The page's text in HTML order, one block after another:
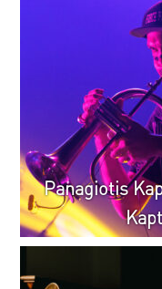
Panagiotis